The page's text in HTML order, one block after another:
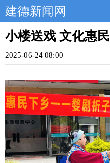
建德新闻网
小楼送戏 文化惠民
2025-06-24 08:00